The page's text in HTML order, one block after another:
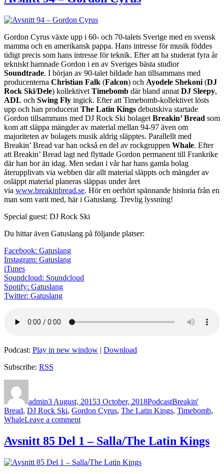
Gordon Cyrus växte upp i 60- och 70-talets Sverige med en svensk
mamma och en amerikansk pappa. Hans intresse för musik föddes
tidigt precis som hans intresse för teknik. Efter att ha studerat fyra år
tekniskt hamnade Gordon i en av Sveriges bästa studior
Soundtrade. I början av 90-talet bildade han tillsammans med
producenterna Christian Falk (Falcon) och Ayodele Shekoni (DJ
Rock Ski/Dele) kollektivet Timebomb där bland annat DJ Sleepy,
ADL och Swing Fly ingick. Efter att Timebomb-kollektivet lösts
upp och han producerat The Latin Kings debutskiva startade
Gordon tillsammans med DJ Rock Ski bolaget Breakin’ Bread som
kom att släppa mängder av material mellan 94-97 även om
majoriteten av bolagets musik aldrig släpptes. Parallellt med
Breakin’ Bread var han också en del av rockgruppen Whale. Efter
att Breakin’ Bread lagt ned flyttade Gordon permanent till Frankrike
där han bor än idag. Men sedan i vår har hans gamla bolag
återupplivats via webben där allt material släppts och mängder av
osläppt material planeras släppas under året
via www.breakinbread.se. Hör en oerhört spännande historia från en
man som varit med, här i Gatuslang. Trevlig lyssning!
Special guest: DJ Rock Ski
Du hittar även Gatuslang på följande platser:
Facebook: Gatuslang
Instagram: Gatuslang
iTunes
Soundcloud: Soundcloud
Spotify: Gatuslang
Twitter: Gatuslang
Podcast: Play in new window | Download
Subscribe: RSS
admin3 August, 20153 October, 2018PodcastBreakin'
Bread, DJ Rock Ski, Gordon Cyrus, The Latin Kings, Timebomb,
WhaleLeave a commenton
94
–
Cyrus
Avsnitt 85 Del 1 – Salla/The Latin Kings